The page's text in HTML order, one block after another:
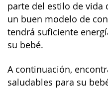
parte del estilo de vida
un buen modelo de
tendrá suficiente
su bebé.
A continuación,
saludables para su